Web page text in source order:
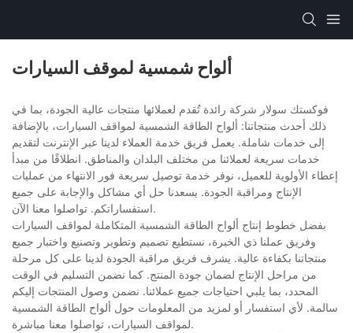
ألواح شمسية لموقف السيارات
فوكستك سولار شركة رائدة تُقدم لعملائها منتجات عالية الجودة، بما في
ذلك أحدث منتجاتنا: ألواح الطاقة الشمسية لمواقف السيارات، بالإضافة
إلى خدمات شاملة. يعمل فريق خدمة العملاء لدينا عبر الإنترنت لتقديم
خدمات سريعة لعملائنا من مختلف البلدان والمناطق. انطلاقًا من مبدأ
إعطاء الأولوية للعميل، نوفر خدمة توصيل سريعة فور الانتهاء من عمليات
الإنتاج ومراقبة الجودة. يسعدنا حل أي مشاكل والإجابة على جميع
استفساراتكم. تواصلوا معنا الآن.
بفضل خطوط إنتاج ألواح الطاقة الشمسية المتكاملة لمواقف السيارات
وفريق عملنا ذي الخبرة، نستطيع تصميم وتطوير وتصنيع واختبار جميع
منتجاتنا بكفاءة عالية. يشرف فريق مراقبة الجودة لدينا على كل مرحلة
من مراحل الإنتاج لضمان جودة المنتج. كما نضمن التسليم في الوقت
المحدد، بما يلبي احتياجات جميع عملائنا. نضمن وصول المنتجات إليكم
سالمة. لأي استفسار أو لمزيد من المعلومات حول ألواح الطاقة الشمسية
لمواقف السيارات، تواصلوا معنا مباشرة.